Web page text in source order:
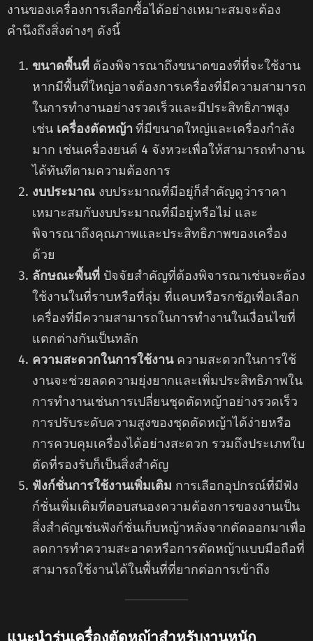
งานของเครื่องการเลือกซื้อได้อย่างเหมาะสมจะต้อง
คำนึงถึงสิ่งต่างๆ ดังนี้
ขนาดพื้นที่ ต้องพิจารณาถึงขนาดของที่ที่จะใช้งาน
หากมีพื้นที่ใหญ่อาจต้องการเครื่องที่มีความสามารถ
ในการทำงานอย่างรวดเร็วและมีประสิทธิภาพสูง
เช่น เครื่องตัดหญ้าที่มีขนาดใหญ่และเครื่องกำลัง
มาก เช่นเครื่องยนต์ 4 จังหวะเพื่อให้สามารถทำงาน
ได้ทันทีตามความต้องการ
งบประมาณ งบประมาณที่มีอยู่ก็สำคัญดูว่าราคา
เหมาะสมกับงบประมาณที่มีอยู่หรือไม่ และ
พิจารณาถึงคุณภาพและประสิทธิภาพของเครื่อง
ด้วย
ลักษณะพื้นที่ ปัจจัยสำคัญที่ต้องพิจารณาเช่นจะต้อง
ใช้งานในที่ราบหรือที่ลุ่ม ที่แคบหรือรกชัฏเพื่อเลือก
เครื่องที่มีความสามารถในการทำงานในเงื่อนไขที่
แตกต่างกันเป็นหลัก
ความสะดวกในการใช้งานความสะดวกในการใช้
งานจะช่วยลดความยุ่งยากและเพิ่มประสิทธิภาพใน
การทำงานเช่นการเปลี่ยนชุดตัดหญ้าอย่างรวดเร็ว
การปรับระดับความสูงของชุดตัดหญ้าได้ง่ายหรือ
การควบคุมเครื่องได้อย่างสะดวก รวมถึงประเภทใบ
ตัดที่รองรับก็เป็นสิ่งสำคัญ
ฟังก์ชั่นการใช้งานเพิ่มเติม การเลือกอุปกรณ์ที่มีฟัง
ก์ชั่นเพิ่มเติมที่ตอบสนองความต้องการของงานเป็น
สิ่งสำคัญเช่นฟังก์ชั่นเก็บหญ้าหลังจากตัดออกมาเพื่อ
ลดการทำความสะอาดหรือการตัดหญ้าแบบมือถือที่
สามารถใช้งานได้ในพื้นที่ที่ยากต่อการเข้าถึง